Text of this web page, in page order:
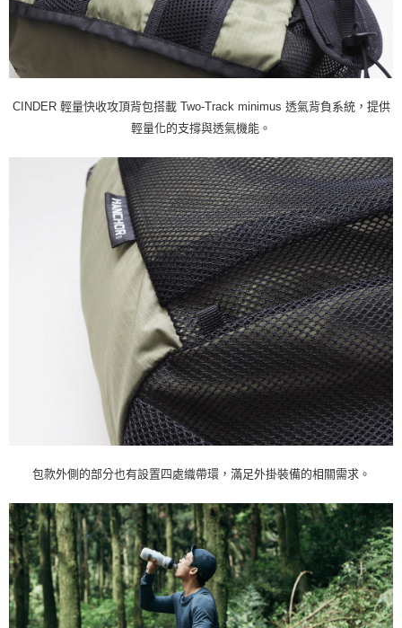
CINDER 輕量快收攻頂背包搭載 Two-Track minimus 透氣背負系統，提供
輕量化的支撐與透氣機能。
包款外側的部分也有設置四處織帶環，滿足外掛裝備的相關需求。